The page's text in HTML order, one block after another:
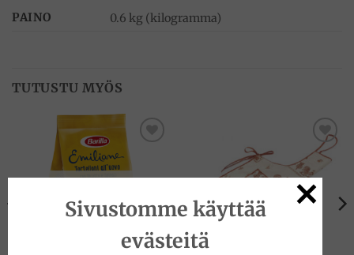
PAINO 0.6 kg (kilogramma)
TUTUSTU MYÖS
Add to
wishlist
VARASTO LOPPU
Add to
wishlist
Sivustomme käyttää
evästeitä